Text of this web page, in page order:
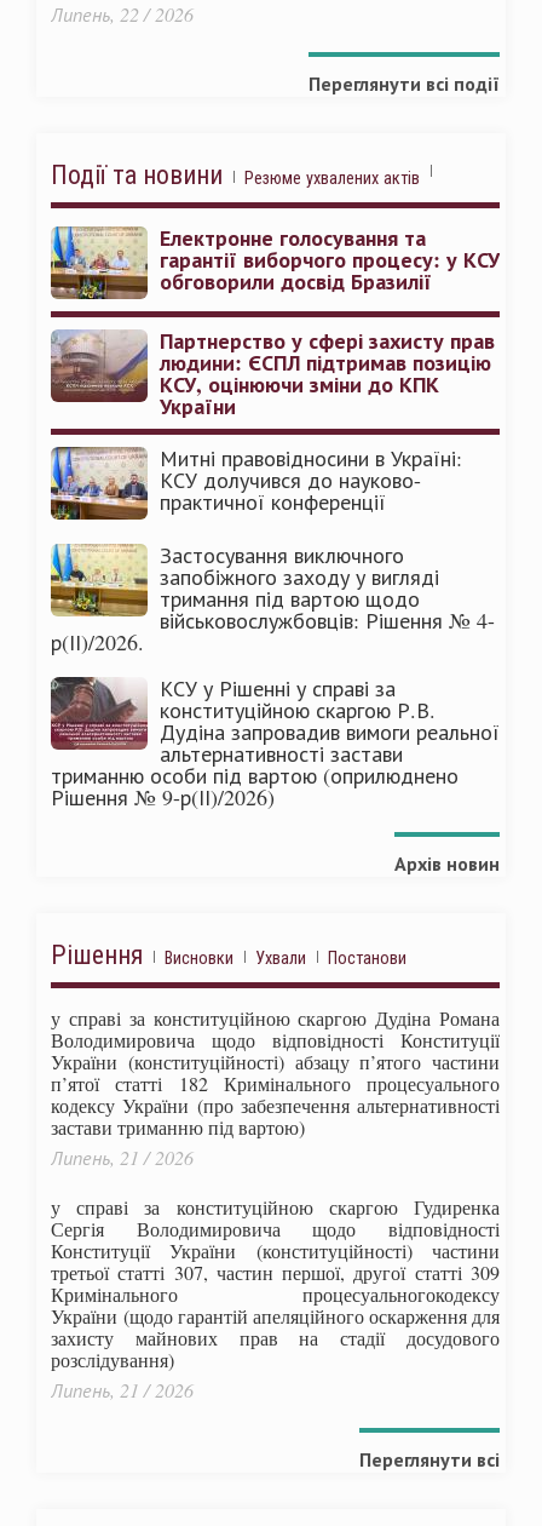
Липень, 22 / 2026
Переглянути всі події
Події та новини Резюме ухвалених актів
Електронне голосування та
гарантії виборчого процесу: у КСУ
обговорили досвід Бразилії
Партнерство у сфері захисту прав
людини: ЄСПЛ підтримав позицію
КСУ, оцінюючи зміни до КПК
України
Митні правовідносини в Україні:
КСУ долучився до науково-
практичної конференції
Застосування виключного
запобіжного заходу у вигляді
тримання під вартою щодо
військовослужбовців: Рішення № 4-
р(ІІ)/2026.
КСУ у Рішенні у справі за
конституційною скаргою Р.В.
Дудіна запровадив вимоги реальної
альтернативності застави
триманню особи під вартою (оприлюднено
Рішення № 9-р(ІІ)/2026)
Архів новин
Рішення Висновки Ухвали Постанови
у справі за конституційною скаргою Дудіна Романа
Володимировича щодо відповідності Конституції
України (конституційності) абзацу п’ятого частини
п’ятої статті 182 Кримінального процесуального
кодексу України (про забезпечення альтернативності
застави триманню під вартою)
Липень, 21 / 2026
у справі за конституційною скаргою Гудиренка
Сергія Володимировича щодо відповідності
Конституції України (конституційності) частини
третьої статті 307, частин першої, другої статті 309
Кримінального процесуальногокодексу
України (щодо гарантій апеляційного оскарження для
захисту майнових прав на стадії досудового
розслідування)
Липень, 21 / 2026
Переглянути всі